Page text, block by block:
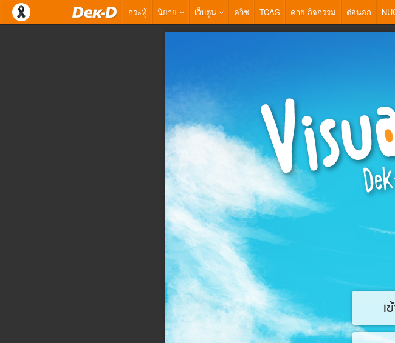
กระทู้ นิยาย เว็บตูน ควิซ TCAS ค่าย กิจกรรม ต่อนอก
เ